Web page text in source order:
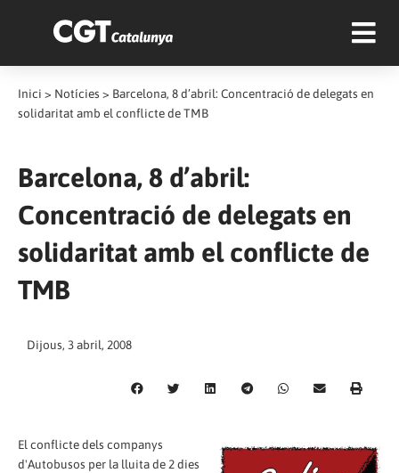
Inici > Notícies > Barcelona, 8 d’abril: Concentració de delegats en
solidaritat amb el conflicte de TMB
Barcelona, 8 d’abril:
Concentració de delegats en
solidaritat amb el conflicte de
TMB
Dijous, 3 abril, 2008
El conflicte dels companys
d'Autobusos per la lluita de 2 dies